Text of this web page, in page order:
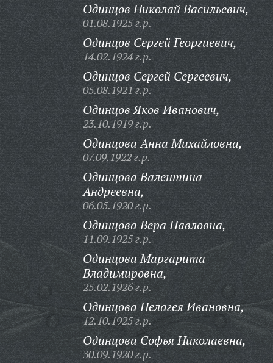
Одинцов Николай Васильевич,
01.08.1925 г.р.
Одинцов Сергей Георгиевич,
14.02.1924 г.р.
Одинцов Сергей Сергеевич,
05.08.1921 г.р.
Одинцов Яков Иванович,
23.10.1919 г.р.
Одинцова Анна Михайловна,
07.09.1922 г.р.
Одинцова Валентина
Андреевна,
06.05.1920 г.р.
Одинцова Вера Павловна,
11.09.1925 г.р.
Одинцова Маргарита
Владимировна,
25.02.1926 г.р.
Одинцова Пелагея Ивановна,
12.10.1925 г.р.
Одинцова Софья Николаевна,
30.09.1920 г.р.